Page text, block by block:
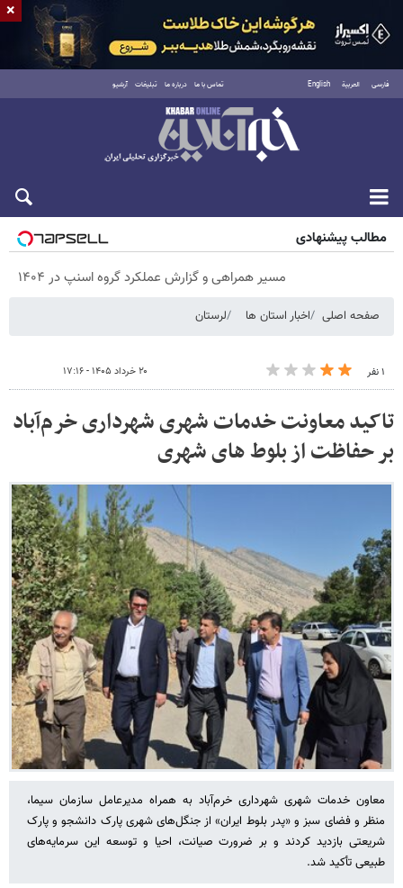
فارسی العربية English تماس با ما درباره ما تبلیغات آرشیو
شنبه ۱۷ مرداد ۱۴۰۵
مطالب پیشنهادی
مسیر همراهی و گزارش عملکرد گروه اسنپ در ۱۴۰۴
صفحه اصلی اخبار استان ها لرستان
۱ نفر ۲۰ خرداد ۱۴۰۵ - ۱۷:۱۶
تاکید معاونت خدمات شهری شهرداری خرم‌آباد
بر حفاظت از بلوط های شهری
معاون خدمات شهری شهرداری خرم‌آباد به همراه مدیرعامل سازمان سیما،
منظر و فضای سبز و «پدر بلوط ایران» از جنگل‌های شهری پارک دانشجو و پارک
شریعتی بازدید کردند و بر ضرورت صیانت، احیا و توسعه این سرمایه‌های
طبیعی تأکید شد.
×